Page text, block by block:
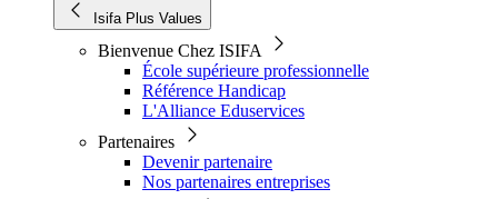
Isifa Plus Values
Bienvenue Chez ISIFA
École supérieure professionnelle
Référence Handicap
L'Alliance Eduservices
Partenaires
Devenir partenaire
Nos partenaires entreprises